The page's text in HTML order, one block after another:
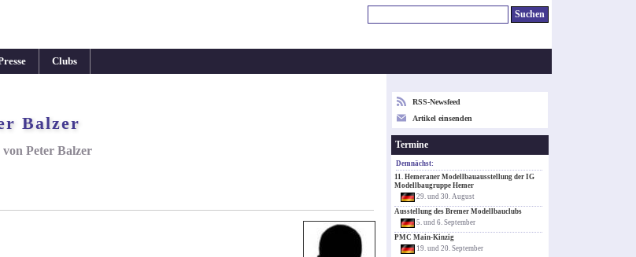
Clubs
Balzer
Peter Balzer
RSS-Newsfeed
Artikel einsenden
Termine
Demnächst:
11. Hemeraner Modellbauausstellung der IG
Modellbaugruppe Hemer
29. und 30. August
Ausstellung des Bremer Modellbauclubs
5. und 6. September
PMC Main-Kinzig
19. und 20. September